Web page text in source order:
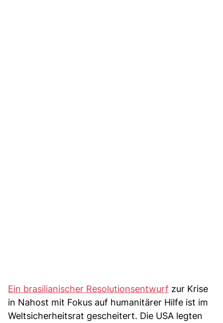
Ein brasilianischer Resolutionsentwurf zur Krise
in Nahost mit Fokus auf humanitärer Hilfe ist im
Weltsicherheitsrat gescheitert. Die USA legten